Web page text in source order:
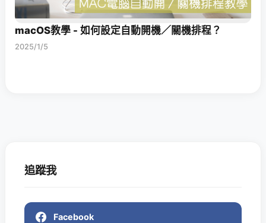
macOS教學 - 如何設定自動開機／關機排程？
2025/1/5
追蹤我
Facebook